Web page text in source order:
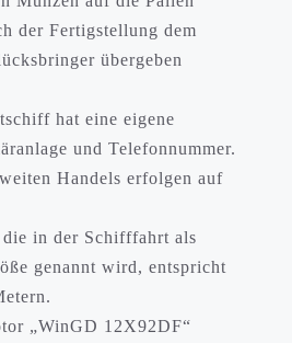
der Fertigstellung dem
übergeben
hat eine eigene
und Telefonnummer.
Handels erfolgen auf
die in der Schifffahrt als
genannt wird, entspricht
„WinGD 12X92DF“